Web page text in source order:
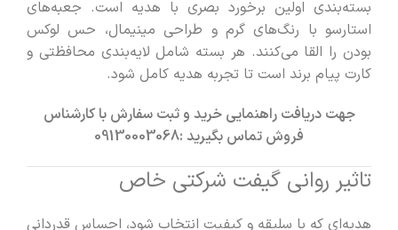
بسته‌بندی اولین برخورد بصری با هدیه است. جعبه‌های
استارسو با رنگ‌های گرم و طراحی مینیمال، حس لوکس
بودن را القا می‌کنند. هر بسته شامل لایه‌بندی محافظتی و
کارت پیام برند است تا تجربه هدیه کامل شود.
جهت دریافت راهنمایی خرید و ثبت سفارش با کارشناس
فروش تماس بگیرید :09130003068
تاثیر روانی گیفت شرکتی خاص
هدیه‌ای که با سلیقه و کیفیت انتخاب شود، احساس قدردانی